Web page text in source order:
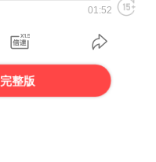
01:52
整版